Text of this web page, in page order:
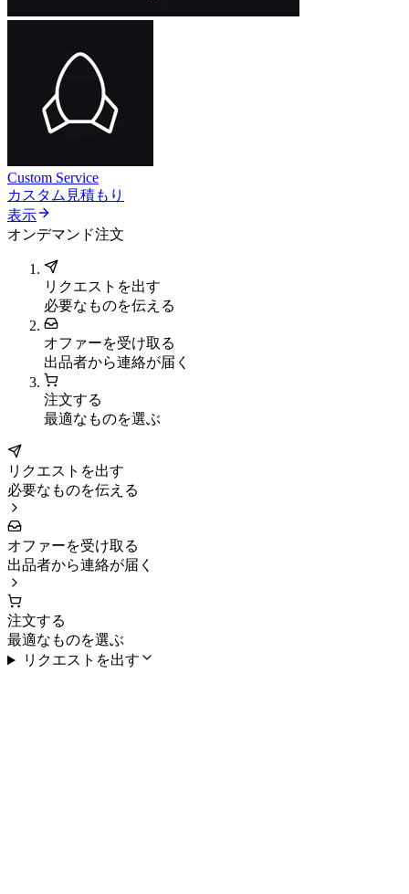
Custom Service
カスタム見積もり
表示
オンデマンド注文
リクエストを出す
必要なものを伝える
オファーを受け取る
出品者から連絡が届く
注文する
最適なものを選ぶ
リクエストを出す
必要なものを伝える
オファーを受け取る
出品者から連絡が届く
注文する
最適なものを選ぶ
リクエストを出す